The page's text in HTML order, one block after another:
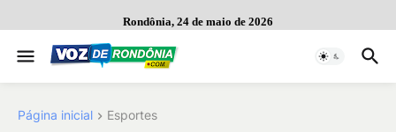
Rondônia, 24 de maio de 2026
Página inicial Esportes